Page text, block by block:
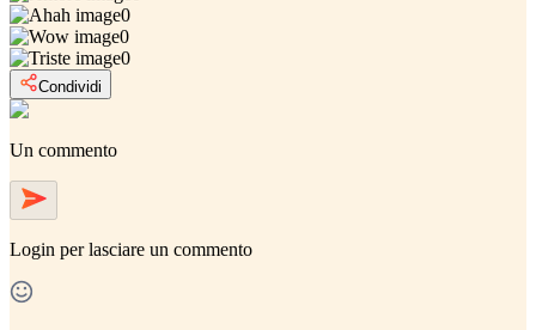
0
0
0
Condividi
Un commento
Login per lasciare un commento